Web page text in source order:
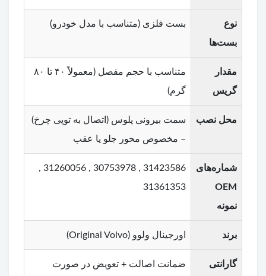
نوع
بست‌ها
بست فلزی (متناسب با مدل خودرو)
مقدار
گریس
متناسب با حجم مفصل (معمولاً ۴۰ تا ۸۰
گرم)
محل نصب
سمت بیرونی پلوس (اتصال به توپی چرخ)
– مخصوص محور جلو یا عقب
شماره‌های
OEM
نمونه
31423586 , 30753978 , 31260056 ,
31361353
برند اورجینال ولوو (Original Volvo)
گارانتی ضمانت اصالت + تعویض در صورت